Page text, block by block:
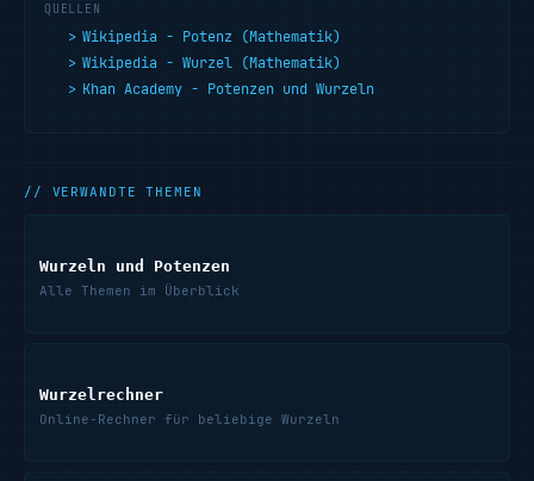
QUELLEN
Wikipedia - Potenz (Mathematik)
Wikipedia - Wurzel (Mathematik)
Khan Academy - Potenzen und Wurzeln
// VERWANDTE THEMEN
Wurzeln und Potenzen
Alle Themen im Überblick
Wurzelrechner
Online-Rechner für beliebige Wurzeln